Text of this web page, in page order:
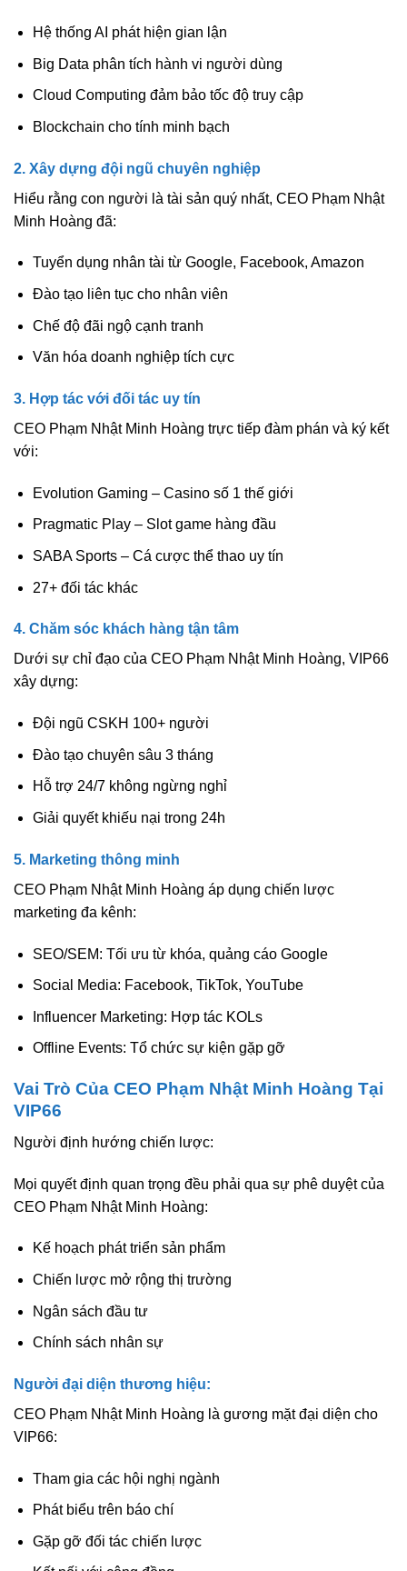
Hệ thống AI phát hiện gian lận
Big Data phân tích hành vi người dùng
Cloud Computing đảm bảo tốc độ truy cập
Blockchain cho tính minh bạch
2. Xây dựng đội ngũ chuyên nghiệp
Hiểu rằng con người là tài sản quý nhất, CEO Phạm Nhật
Minh Hoàng đã:
Tuyển dụng nhân tài từ Google, Facebook, Amazon
Đào tạo liên tục cho nhân viên
Chế độ đãi ngộ cạnh tranh
Văn hóa doanh nghiệp tích cực
3. Hợp tác với đối tác uy tín
CEO Phạm Nhật Minh Hoàng trực tiếp đàm phán và ký kết
với:
Evolution Gaming – Casino số 1 thế giới
Pragmatic Play – Slot game hàng đầu
SABA Sports – Cá cược thể thao uy tín
27+ đối tác khác
4. Chăm sóc khách hàng tận tâm
Dưới sự chỉ đạo của CEO Phạm Nhật Minh Hoàng, VIP66
xây dựng:
Đội ngũ CSKH 100+ người
Đào tạo chuyên sâu 3 tháng
Hỗ trợ 24/7 không ngừng nghỉ
Giải quyết khiếu nại trong 24h
5. Marketing thông minh
CEO Phạm Nhật Minh Hoàng áp dụng chiến lược
marketing đa kênh:
SEO/SEM: Tối ưu từ khóa, quảng cáo Google
Social Media: Facebook, TikTok, YouTube
Influencer Marketing: Hợp tác KOLs
Offline Events: Tổ chức sự kiện gặp gỡ
Vai Trò Của CEO Phạm Nhật Minh Hoàng Tại
VIP66
Người định hướng chiến lược:
Mọi quyết định quan trọng đều phải qua sự phê duyệt của
CEO Phạm Nhật Minh Hoàng:
Kế hoạch phát triển sản phẩm
Chiến lược mở rộng thị trường
Ngân sách đầu tư
Chính sách nhân sự
Người đại diện thương hiệu:
CEO Phạm Nhật Minh Hoàng là gương mặt đại diện cho
VIP66:
Tham gia các hội nghị ngành
Phát biểu trên báo chí
Gặp gỡ đối tác chiến lược